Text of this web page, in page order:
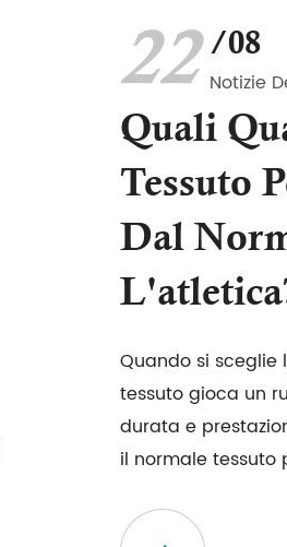
22 /08
Notizie
Quali
Tessuto
Dal
Quando si
tessuto gioca un
durata e
il normale tessuto